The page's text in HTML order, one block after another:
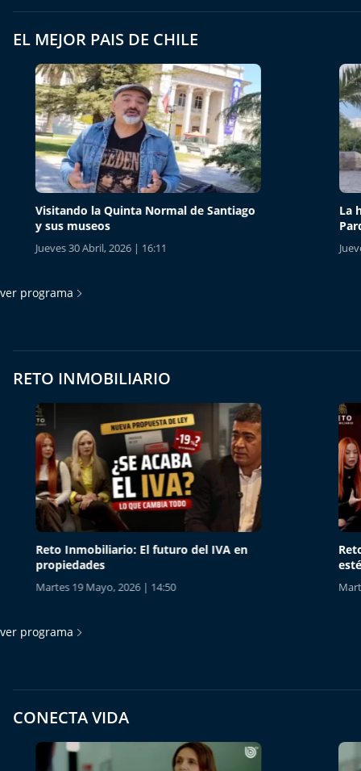
EL MEJOR PAIS DE CHILE
Visitando la Quinta Normal de Santiago
y sus museos
Jueves 30 Abril, 2026 | 16:11
La
Jueves
ver programa
RETO INMOBILIARIO
Reto Inmobiliario: El futuro del IVA en
propiedades
Martes 19 Mayo, 2026 | 14:50
Reto
Martes
ver programa
CONECTA VIDA